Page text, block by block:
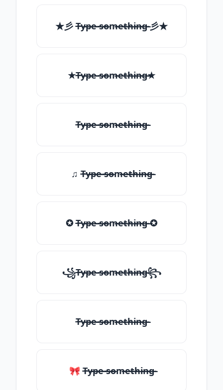
★彡 T̶̴y̶̴p̶̴e̶̴ ̶̴s̶̴o̶̴m̶̴e̶̴t̶̴h̶̴i̶̴n̶̴g̶̴ 彡★
★T̶̴y̶̴p̶̴e̶̴ ̶̴s̶̴o̶̴m̶̴e̶̴t̶̴h̶̴i̶̴n̶̴g̶̴★
T̶̴y̶̴p̶̴e̶̴ ̶̴s̶̴o̶̴m̶̴e̶̴t̶̴h̶̴i̶̴n̶̴g̶̴
♫ T̶̴y̶̴p̶̴e̶̴ ̶̴s̶̴o̶̴m̶̴e̶̴t̶̴h̶̴i̶̴n̶̴g̶̴
✪ T̶̴y̶̴p̶̴e̶̴ ̶̴s̶̴o̶̴m̶̴e̶̴t̶̴h̶̴i̶̴n̶̴g̶̴ ✪
꧁T̶̴y̶̴p̶̴e̶̴ ̶̴s̶̴o̶̴m̶̴e̶̴t̶̴h̶̴i̶̴n̶̴g̶̴꧂
T̶̴y̶̴p̶̴e̶̴ ̶̴s̶̴o̶̴m̶̴e̶̴t̶̴h̶̴i̶̴n̶̴g̶̴
🎀 T̶̴y̶̴p̶̴e̶̴ ̶̴s̶̴o̶̴m̶̴e̶̴t̶̴h̶̴i̶̴n̶̴g̶̴